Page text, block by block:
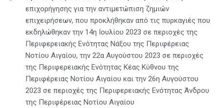
επιχορήγησης για την αντιμετώπιση ζημιών
επιχειρήσεων, που προκλήθηκαν από τις πυρκαγιές που
εκδηλώθηκαν την 14η Ιουλίου 2023 σε περιοχές της
Περιφερειακής Ενότητας Νάξου της Περιφέρειας
Νοτίου Αιγαίου, την 22α Αυγούστου 2023 σε περιοχές
της Περιφερειακής Ενότητας Κέας Κύθνου της
Περιφέρειας Νοτίου Αιγαίου και την 26η Αυγούστου
2023 σε περιοχές της Περιφερειακής Ενότητας Άνδρου
της Περιφέρειας Νοτίου Αιγαίου